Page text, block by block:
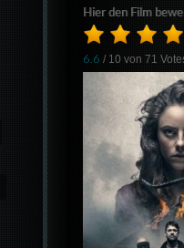
Hier den Film
6.6 / 10 von71